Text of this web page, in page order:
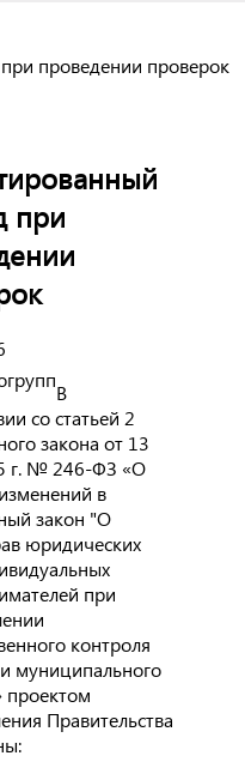
проведении проверок
при
В
со статьей 2
закона от 13
г. № 246-ФЗ «О
в
закон "О
юридических
при
контроля
муниципального
проектом
Правительства